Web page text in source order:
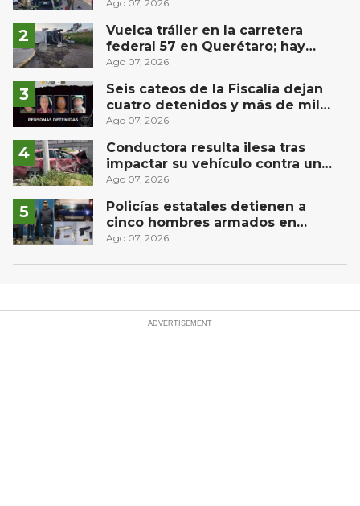
materialista en San Juan del Río
Ago 07, 2026
Vuelca tráiler en la carretera
federal 57 en Querétaro; hay
derrame de combustible
Ago 07, 2026
Seis cateos de la Fiscalía dejan
cuatro detenidos y más de mil
dosis aseguradas en Querétaro
Ago 07, 2026
Conductora resulta ilesa tras
impactar su vehículo contra un
muro en Huimilpan
Ago 07, 2026
Policías estatales detienen a
cinco hombres armados en
Puebla capital
Ago 07, 2026